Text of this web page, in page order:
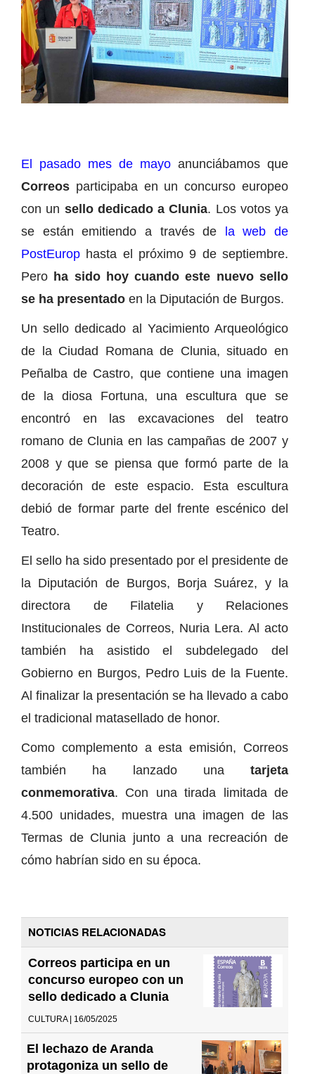
El pasado mes de mayo anunciábamos que
Correos participaba en un concurso europeo
con un sello dedicado a Clunia. Los votos ya
se están emitiendo a través de la web de
PostEurop hasta el próximo 9 de septiembre.
Pero ha sido hoy cuando este nuevo sello
se ha presentado en la Diputación de Burgos.
Un sello dedicado al Yacimiento Arqueológico
de la Ciudad Romana de Clunia, situado en
Peñalba de Castro, que contiene una imagen
de la diosa Fortuna, una escultura que se
encontró en las excavaciones del teatro
romano de Clunia en las campañas de 2007 y
2008 y que se piensa que formó parte de la
decoración de este espacio. Esta escultura
debió de formar parte del frente escénico del
Teatro.
El sello ha sido presentado por el presidente de
la Diputación de Burgos, Borja Suárez, y la
directora de Filatelia y Relaciones
Institucionales de Correos, Nuria Lera. Al acto
también ha asistido el subdelegado del
Gobierno en Burgos, Pedro Luis de la Fuente.
Al finalizar la presentación se ha llevado a cabo
el tradicional matasellado de honor.
Como complemento a esta emisión, Correos
también ha lanzado una tarjeta
conmemorativa. Con una tirada limitada de
4.500 unidades, muestra una imagen de las
Termas de Clunia junto a una recreación de
cómo habrían sido en su época.
NOTICIAS RELACIONADAS
Correos participa en un
concurso europeo con un
sello dedicado a Clunia
CULTURA | 16/05/2025
El lechazo de Aranda
protagoniza un sello de